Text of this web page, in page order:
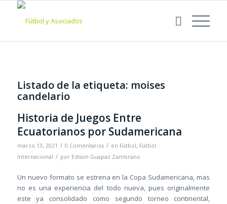
Listado de la etiqueta: moises
candelario
Historia de Juegos Entre
Ecuatorianos por Sudamericana
marzo 13, 2021 / 0 Comentarios / en Fútbol, Fútbol
Internacional / por Edison Guapaz Zambrano
Un nuevo formato se estrena en la Copa Sudamericana, mas
no es una experiencia del todo nueva, pues originalmente
este ya consolidado como segundo torneo continental,